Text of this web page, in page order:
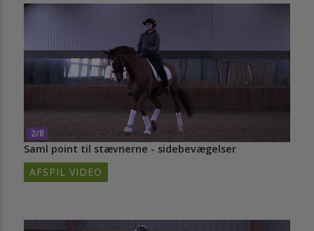
2/8
Saml point til stævnerne - sidebevægelser
AFSPIL VIDEO